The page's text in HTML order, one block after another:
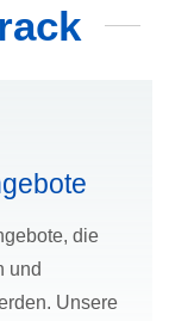
die
und
Unsere